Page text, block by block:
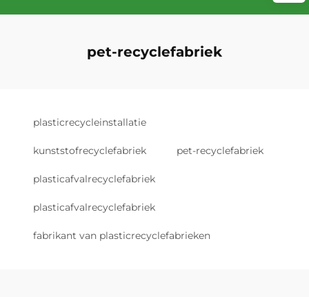
pet-recyclefabriek
plasticrecycleinstallatie
kunststofrecyclefabriek pet-recyclefabriek
plasticafvalrecyclefabriek
plasticafvalrecyclefabriek
fabrikant van plasticrecyclefabrieken